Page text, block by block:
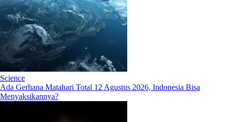
Science
Ada Gerhana Matahari Total 12 Agustus 2026, Indonesia Bisa
Menyaksikannya?